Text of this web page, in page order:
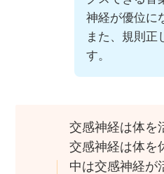
神経が優位に
また、規則正
す。
交感神経は体を
交感神経は体を
中は交感神経が